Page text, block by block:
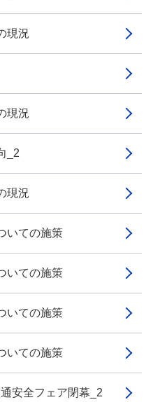
現況
現況
_2
現況
いての施策
いての施策
いての施策
いての施策
安全フェア閉幕_2